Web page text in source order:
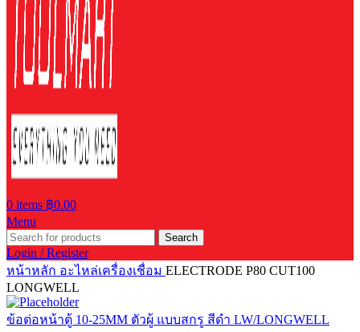
0 items ฿0.00
Menu
Search
Login / Register
หน้าหลัก อะไหล่เครื่องเชื่อม ELECTRODE P80 CUT100
LONGWELL
ข้อต่อหน้าตู้ 10-25MM ตัวผู้ แบบสกรู สีดำ LW/LONGWELL